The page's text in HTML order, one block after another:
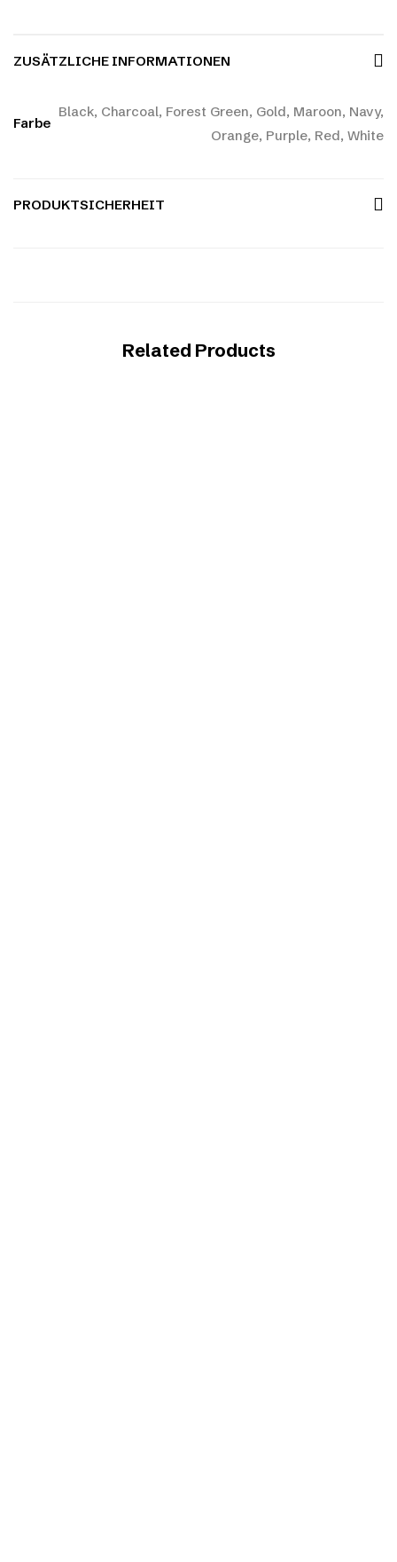
ZUSÄTZLICHE INFORMATIONEN
Farbe
Black, Charcoal, Forest Green, Gold, Maroon, Navy,
Orange, Purple, Red, White
PRODUKTSICHERHEIT
Related Products